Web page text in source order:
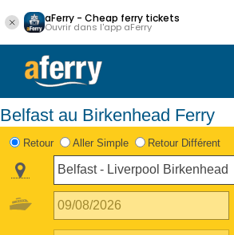
aFerry - Cheap ferry tickets
Ouvrir dans l'app aFerry
Belfast au Birkenhead Ferry
Retour Aller Simple Retour Différent